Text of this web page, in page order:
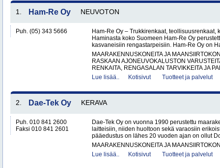
1. Ham-Re Oy NEUVOTON
Puh. (05) 343 5666
Ham-Re Oy – Trukkirenkaat, teollisuusrenkaat,
Haminasta koko Suomeen Ham-Re Oy
kasvaneisiin rengastarpeisiin. Ham-Re Oy on
MAARAKENNUSKONEITA JA
RASKAAN AJONEUVOKALUSTON
RENKAITA, RENGASALAN TARVIKKEITA JA
Lue lisää..
Kotisivut Tuotteet ja palvelut
2. Dae-Tek Oy KERAVA
Puh. 010 841 2600
Faksi 010 841 2601
Dae-Tek Oy on vuonna 1990 perustettu
laitteisiin, niiden huoltoon sekä varaosiin
pääedustus on lähes 20 vuoden ajan on ollut
MAARAKENNUSKONEITA JA
Lue lisää..
Kotisivut Tuotteet ja palvelut